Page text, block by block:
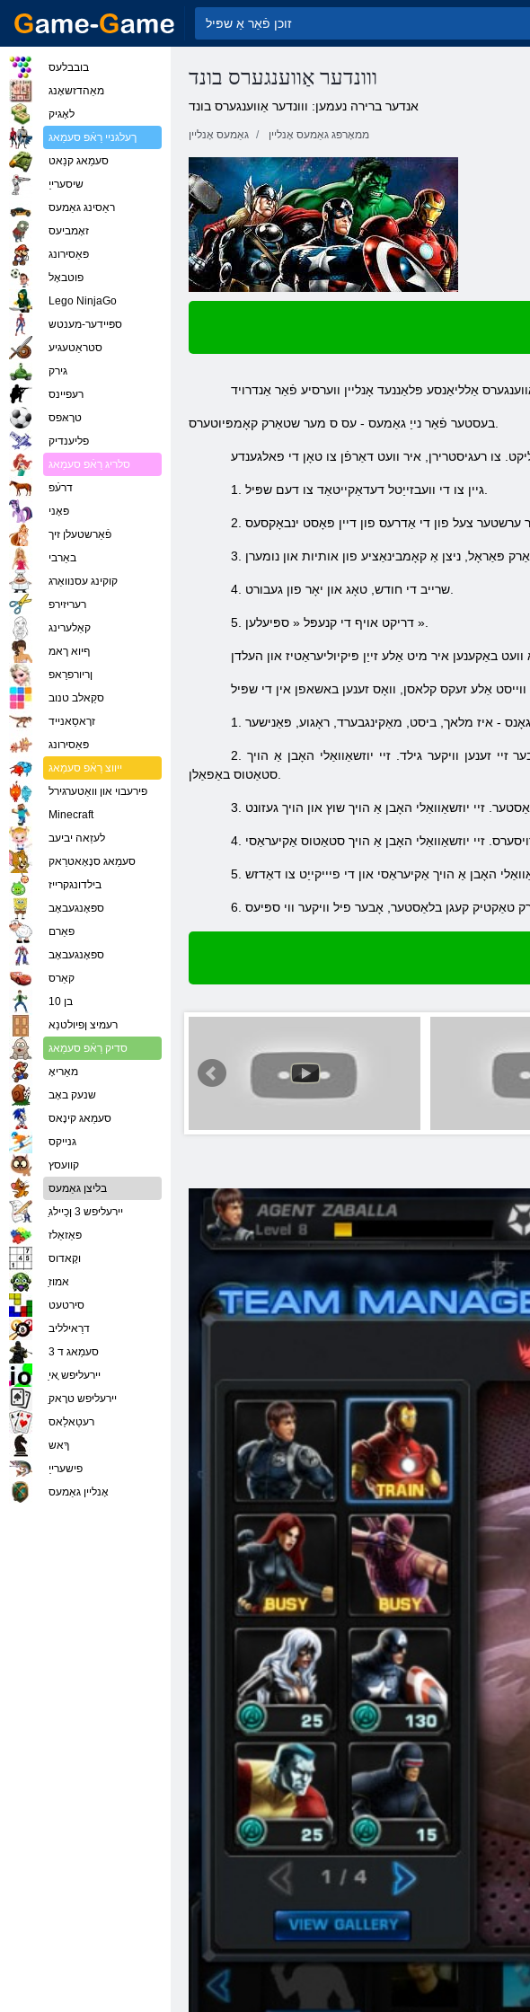
ווונדער אַווענגערס בונד
אנדער ברירה נעמען: ווונדער אַווענגערס בונד
גאַמעס אָנליין ממאָרפּג גאַמעס אָנליין
5. דריקט אויף די קנעפּל « ספּיעלען».
2. בלאַסטער. זיי זענען שטארקער ברויסערס. דעם קלאַס האט דעדלי בלאָוז און יגנאָרז פאַרטיידיקונג ברויסערס ווען קעגן זיי. אָבער זיי זענען וויקער גילד. זיי יוזשאַוואַלי האָבן אַ הויך
בובבלעס
מאַהדזשאָנג
לאָגיק
ךעלגניי רַאֿפ סעמַאג
סעמַאג קנַאט
שיסערייַ
ראַסינג גאַמעס
זאָמביעס
פּאַסירונג
פוטבאָל
Lego NinjaGo
ספּיידער-מענטש
סטראַטעגיע
גירק
רעּפיינס
טרָאּפס
פליענדיק
סלריג רַאֿפ סעמַאג
דרעֿפ
פּאָני
פֿאַרשטעלן זיך
באַרבי
קוקינג עסנוואַרג
רעריזירפ
קאַלערינג
ףיוא ךאמ
ןריורפרַאפ
סקַאלב טנוב
זרָאסַאנייד
פּאַסירונג
ייווצ רַאֿפ סעמַאג
פירעבוי און וואַטערגירל
Minecraft
לעזַאה יביעב
סעמַאג סנָאָאטרַאק
בילדונגקרייז
ספּאָנגעבאָב
פאַרם
ספּאָנגעבאָב
קאַרס
בן 10
רעמיצ ןפיולטנַא
סדיק רַאֿפ סעמַאג
מאַריאָ
שנעק באָב
סעמַאג קינָאס
גנייקס
קוועסץ
בליצן גאַמעס
ַיירעליּפש 3 ןכַיילג
פּאַזאַלז
וקָאדוס
ַאמוז
סירטעט
דרַאילליב
סעמַאג ד 3
ַיירעליּפש ָאי
ַיירעליּפש טרָאק
רעטַאלַאס
ךָאש
פישערייַ
אָנליין גאַמעס